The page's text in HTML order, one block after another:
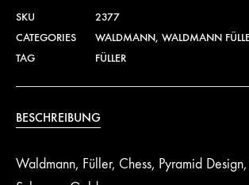
SKU
2377
CATEGORIES
WALDMANN, WALDMANN
TAG
FÜLLER
BESCHREIBUNG
Waldmann, Füller, Chess, Pyramid